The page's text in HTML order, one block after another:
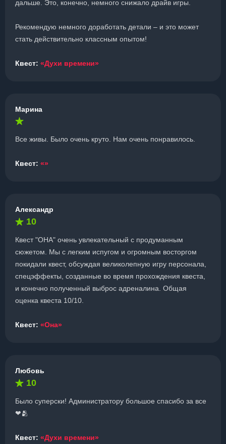
дальше. Это, конечно, немного снижало драйв игры.
Рекомендую немного доработать детали – и это может
стать действительно классным опытом!
Квест: «Духи времени»
Марина
Все живы. Было очень круто. Нам очень понравилось.
Квест: «»
Александр
10
Квест "ОНА" очень увлекательный с продуманным
сюжетом. Мы с легким испугом и огромным восторгом
покидали квест, обсуждая великолепную игру персонала,
спецэффекты, созданные во время прохождения квеста,
и конечно полученный выброс адреналина. Общая
оценка квеста 10/10.
Квест: «Она»
Любовь
10
Было суперски! Администратору большое спасибо за все
❤🫂
Квест: «Духи времени»